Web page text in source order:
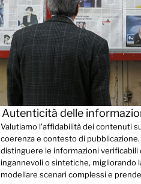
Autenticità delle
Valutiamo l'affidabilità dei contenuti
coerenza e contesto di
distinguere le informazioni verificabili
ingannevoli o sintetiche, migliorando
modellare scenari complessi e